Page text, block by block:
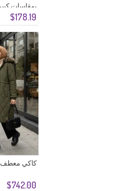
$178.19
رمادي
$742.00
كاكي معطف